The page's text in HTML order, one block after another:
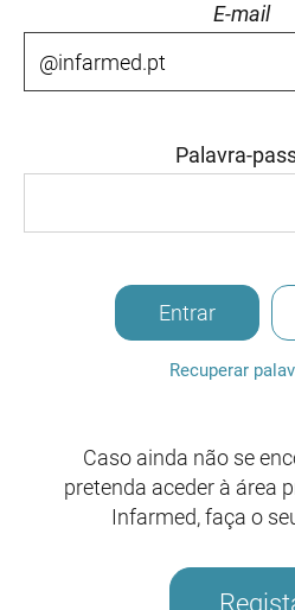
E-mail
Palavra-
Entrar
Recuperar
Caso ainda não se
pretenda aceder à área
Infarmed, faça o